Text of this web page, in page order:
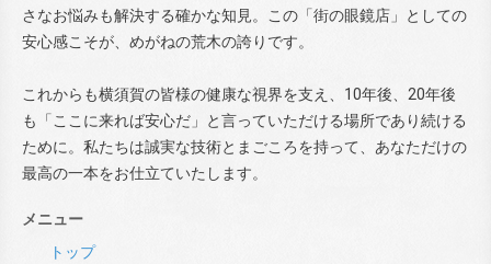
さなお悩みも解決する確かな知見。この「街の眼鏡店」としての
安心感こそが、めがねの荒木の誇りです。
これからも横須賀の皆様の健康な視界を支え、10年後、20年後
も「ここに来れば安心だ」と言っていただける場所であり続ける
ために。私たちは誠実な技術とまごころを持って、あなただけの
最高の一本をお仕立ていたします。
メニュー
トップ